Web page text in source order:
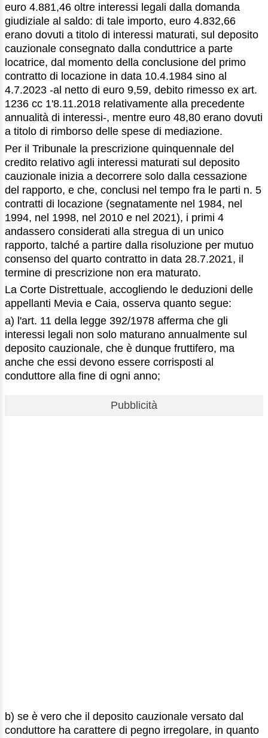
euro 4.881,46 oltre interessi legali dalla domanda
giudiziale al saldo: di tale importo, euro 4.832,66
erano dovuti a titolo di interessi maturati, sul deposito
cauzionale consegnato dalla conduttrice a parte
locatrice, dal momento della conclusione del primo
contratto di locazione in data 10.4.1984 sino al
4.7.2023 -al netto di euro 9,59, debito rimesso ex art.
1236 cc 1'8.11.2018 relativamente alla precedente
annualità di interessi-, mentre euro 48,80 erano dovuti
a titolo di rimborso delle spese di mediazione.
Per il Tribunale la prescrizione quinquennale del
credito relativo agli interessi maturati sul deposito
cauzionale inizia a decorrere solo dalla cessazione
del rapporto, e che, conclusi nel tempo fra le parti n. 5
contratti di locazione (segnatamente nel 1984, nel
1994, nel 1998, nel 2010 e nel 2021), i primi 4
andassero considerati alla stregua di un unico
rapporto, talché a partire dalla risoluzione per mutuo
consenso del quarto contratto in data 28.7.2021, il
termine di prescrizione non era maturato.
La Corte Distrettuale, accogliendo le deduzioni delle
appellanti Mevia e Caia, osserva quanto segue:
a) l'art. 11 della legge 392/1978 afferma che gli
interessi legali non solo maturano annualmente sul
deposito cauzionale, che è dunque fruttifero, ma
anche che essi devono essere corrisposti al
conduttore alla fine di ogni anno;
Pubblicità
b) se è vero che il deposito cauzionale versato dal
conduttore ha carattere di pegno irregolare, in quanto